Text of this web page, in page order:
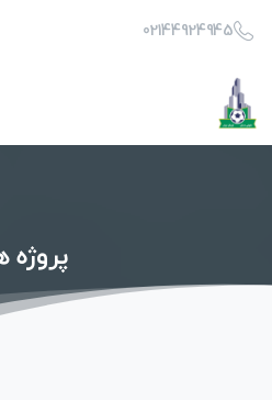
02144924945
پروژه